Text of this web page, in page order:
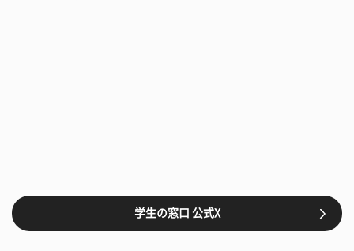
学生の窓口 公式X